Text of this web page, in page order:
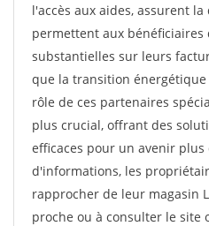
l'accès aux aides, assurent
permettent aux bénéficiaires
substantielles sur leurs
que la transition
rôle de ces partenaires
plus crucial, offrant des
efficaces pour un avenir
d'informations, les
rapprocher de leur magasin
proche ou à consulter le site